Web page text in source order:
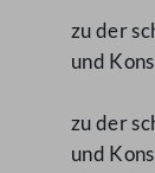
zu der
und
zu der
und